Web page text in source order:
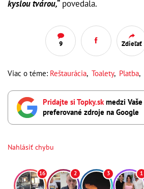
kyslou tvárou,“povedala.
9 Zdieľať
Viac o téme: Reštaurácia, Toalety, Platba,
Pridajte si Topky.skmedzi Vaše
preferované zdroje na Google
Nahlásiť chybu
16 2 3 1